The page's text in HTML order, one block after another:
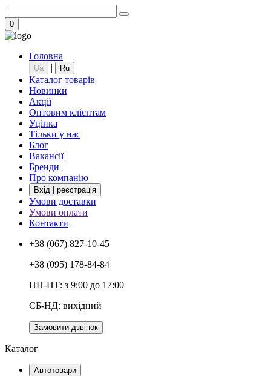
0
Головна
Ua | Ru
Каталог товарів
Новинки
Акції
Оптовим клієнтам
Уцінка
Тільки у нас
Блог
Вакансії
Бренди
Про компанію
Вхід | реєстрація
Умови доставки
Умови оплати
Контакти
+38 (067) 827-10-45
+38 (095) 178-84-84
ПН-ПТ: з 9:00 до 17:00
СБ-НД: вихідний
Замовити дзвінок
Каталог
Автотовари